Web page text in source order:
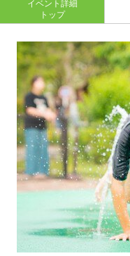
イベント詳細
トップ